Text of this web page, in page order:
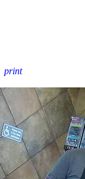
print